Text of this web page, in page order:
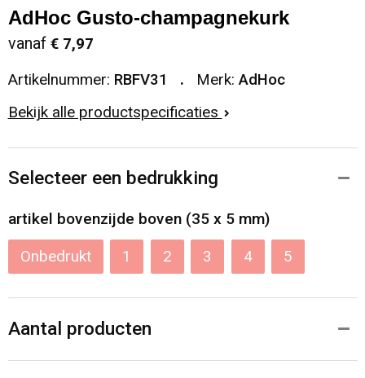
AdHoc Gusto-champagnekurk
vanaf € 7,97
Artikelnummer: RBFV31 Merk:AdHoc
Bekijk alle productspecificaties
Selecteer een bedrukking
artikel bovenzijde boven (35 x 5 mm)
Onbedrukt 1 2 3 4 5
Aantal producten